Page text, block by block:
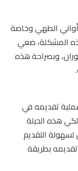
الطهي وخاصة
المشكلة، ضعي
وبصراحة هذه
تقديمه في
هذه الحيلة
التقديم
بطريقة